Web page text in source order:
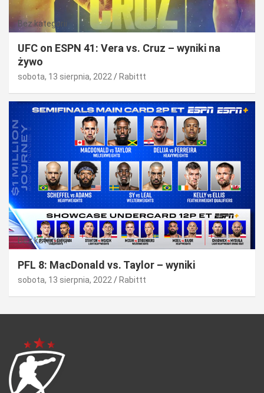
Bez kategorii
UFC on ESPN 41: Vera vs. Cruz – wyniki na
żywo
sobota, 13 sierpnia, 2022 Rabittt
Bez kategorii
PFL 8: MacDonald vs. Taylor – wyniki
sobota, 13 sierpnia, 2022 Rabittt